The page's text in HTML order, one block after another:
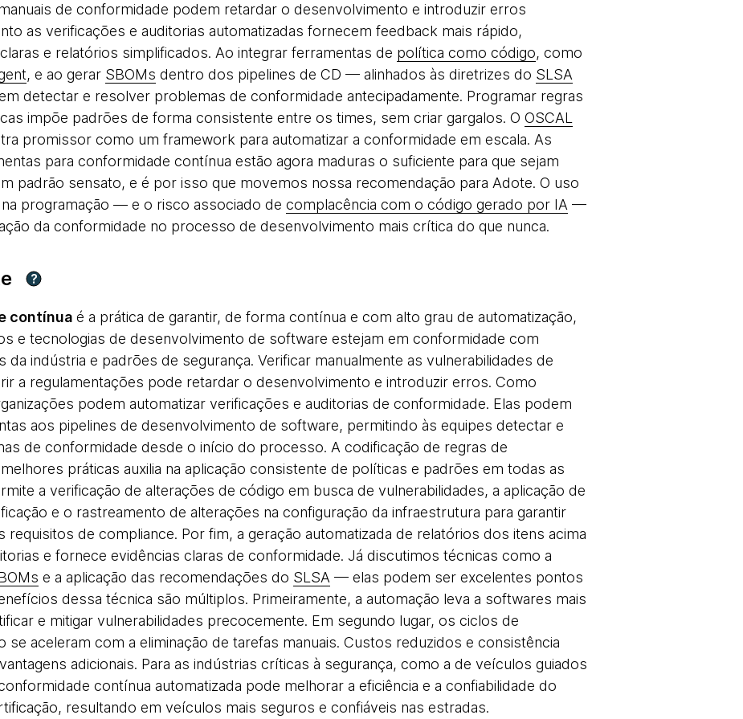
de conformidade podem retardar o desenvolvimento e introduzir erros
as verificações e auditorias automatizadas fornecem feedback mais rápido,
e relatórios simplificados. Ao integrar ferramentas de política como código, como
, e ao gerar SBOMs dentro dos pipelines de CD — alinhados às diretrizes do SLSA
detectar e resolver problemas de conformidade antecipadamente. Programar regras
impõe padrões de forma consistente entre os times, sem criar gargalos. O OSCAL
promissor como um framework para automatizar a conformidade em escala. As
para conformidade contínua estão agora maduras o suficiente para que sejam
padrão sensato, e é por isso que movemos nossa recomendação para Adote. O uso
programação — e o risco associado de complacência com o código gerado por IA —
da conformidade no processo de desenvolvimento mais crítica do que nunca.
?
contínua é a prática de garantir, de forma contínua e com alto grau de automatização,
e tecnologias de desenvolvimento de software estejam em conformidade com
da indústria e padrões de segurança. Verificar manualmente as vulnerabilidades de
a regulamentações pode retardar o desenvolvimento e introduzir erros. Como
podem automatizar verificações e auditorias de conformidade. Elas podem
aos pipelines de desenvolvimento de software, permitindo às equipes detectar e
de conformidade desde o início do processo. A codificação de regras de
práticas auxilia na aplicação consistente de políticas e padrões em todas as
a verificação de alterações de código em busca de vulnerabilidades, a aplicação de
e o rastreamento de alterações na configuração da infraestrutura para garantir
requisitos de compliance. Por fim, a geração automatizada de relatórios dos itens acima
e fornece evidências claras de conformidade. Já discutimos técnicas como a
e a aplicação das recomendações do SLSA — elas podem ser excelentes pontos
dessa técnica são múltiplos. Primeiramente, a automação leva a softwares mais
e mitigar vulnerabilidades precocemente. Em segundo lugar, os ciclos de
se aceleram com a eliminação de tarefas manuais. Custos reduzidos e consistência
adicionais. Para as indústrias críticas à segurança, como a de veículos guiados
contínua automatizada pode melhorar a eficiência e a confiabilidade do
resultando em veículos mais seguros e confiáveis nas estradas.